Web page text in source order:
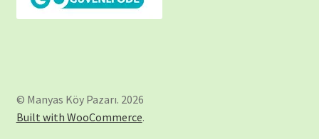
© Manyas Köy Pazarı. 2026
Built with WooCommerce.